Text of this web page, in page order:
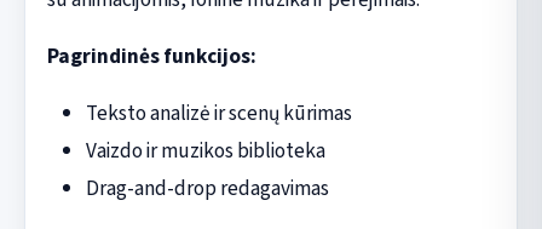
Pagrindinės funkcijos:
Teksto analizė ir scenų kūrimas
Vaizdo ir muzikos biblioteka
Drag-and-drop redagavimas